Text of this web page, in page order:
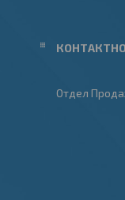
Отдел